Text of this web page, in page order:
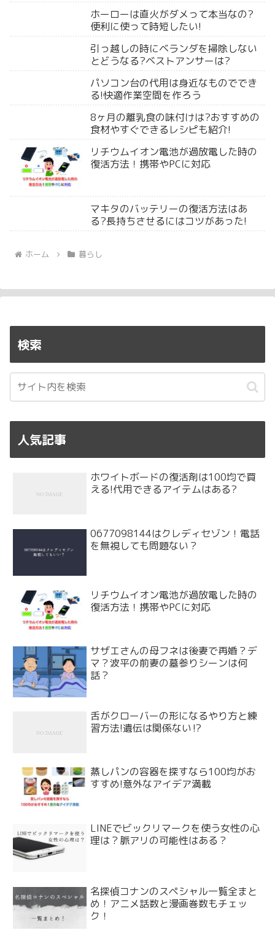
ホーローは直火がダメって本当なの?
便利に使って時短したい!
引っ越しの時にベランダを掃除しない
とどうなる?ベストアンサーは?
パソコン台の代用は身近なものででき
る!快適作業空間を作ろう
8ヶ月の離乳食の味付けは?おすすめの
食材やすぐできるレシピも紹介!
リチウムイオン電池が過放電した時の
復活方法！携帯やPCに対応
マキタのバッテリーの復活方法はあ
る?長持ちさせるにはコツがあった!
ホーム 暮らし
検索
人気記事
ホワイトボードの復活剤は100均で買
える!代用できるアイテムはある?
0677098144はクレディセゾン！電話
を無視しても問題ない？
リチウムイオン電池が過放電した時の
復活方法！携帯やPCに対応
サザエさんの母フネは後妻で再婚？デ
マ？波平の前妻の墓参りシーンは何
話？
舌がクローバーの形になるやり方と練
習方法!遺伝は関係ない⁉
蒸しパンの容器を探すなら100均がお
すすめ!意外なアイデア満載
LINEでビックリマークを使う女性の心
理は？脈アリの可能性はある？
名探偵コナンのスペシャル一覧全まと
め！アニメ話数と漫画巻数もチェッ
ク！